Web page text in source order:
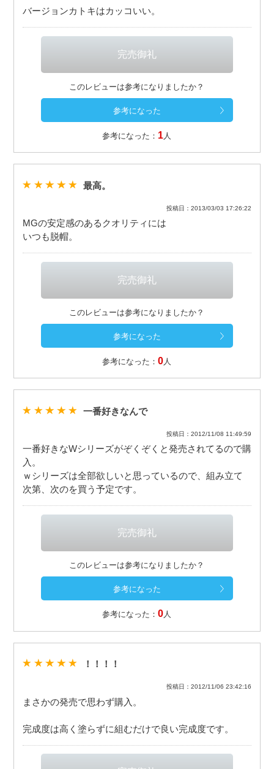
バージョンカトキはカッコいい。
このレビューは参考になりましたか？
参考になった： 1 人
最高。
投稿日：2013/03/03 17:26:22
MGの安定感のあるクオリティには
いつも脱帽。
このレビューは参考になりましたか？
参考になった：0 人
一番好きなんで
投稿日：2012/11/08 11:49:59
一番好きなWシリーズがぞくぞくと発売されてるので購
入。
ｗシリーズは全部欲しいと思っているので、組み立て
次第、次のを買う予定です。
このレビューは参考になりましたか？
参考になった：0人
！！！！
投稿日：2012/11/06 23:42:16
まさかの発売で思わず購入。
完成度は高く塗らずに組むだけで良い完成度です。